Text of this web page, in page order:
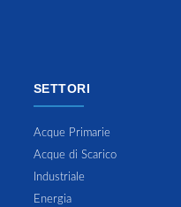
SETTORI
Acque Primarie
Acque di Scarico
Industriale
Energia